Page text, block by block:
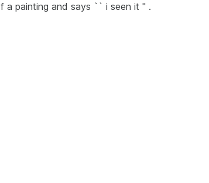
a painting and says `` i seen it '' .